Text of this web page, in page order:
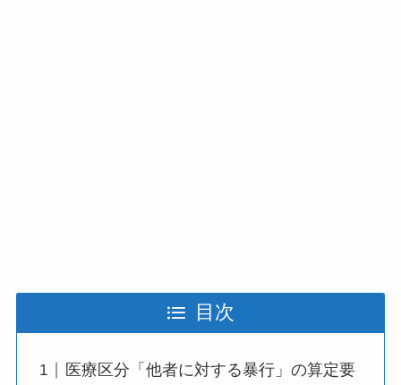
目次
医療区分「他者に対する暴行」の算定要